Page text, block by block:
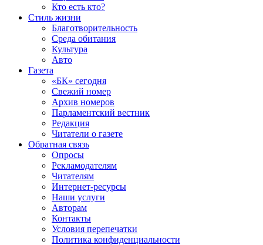
Кто есть кто?
Стиль жизни
Благотворительность
Среда обитания
Культура
Авто
Газета
«БК» сегодня
Свежий номер
Архив номеров
Парламентский вестник
Редакция
Читатели о газете
Обратная связь
Опросы
Рекламодателям
Читателям
Интернет-ресурсы
Наши услуги
Авторам
Контакты
Условия перепечатки
Политика конфиденциальности